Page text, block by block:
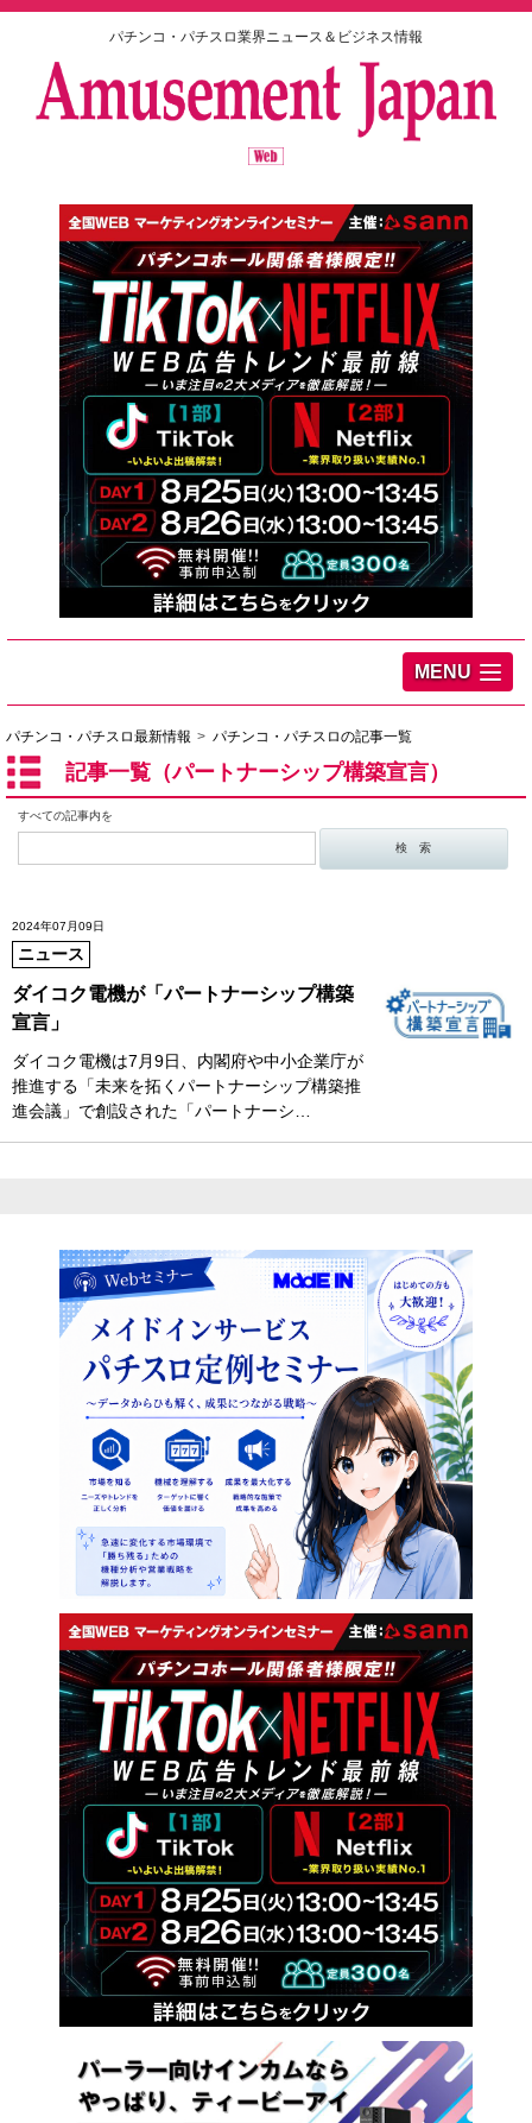
パチンコ・パチスロ業界ニュース＆ビジネス情報
MENU
パチンコ・パチスロ最新情報 パチンコ・パチスロの記事一覧
記事一覧（パートナーシップ構築宣言）
すべての記事内を
2024年07月09日
ニュース
ダイコク電機が「パートナーシップ構築
宣言」
ダイコク電機は7月9日、内閣府や中小企業庁が
推進する「未来を拓くパートナーシップ構築推
進会議」で創設された「パートナーシ…